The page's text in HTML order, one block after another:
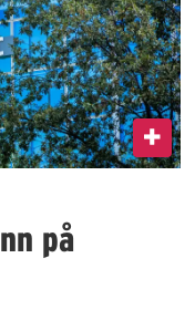
på